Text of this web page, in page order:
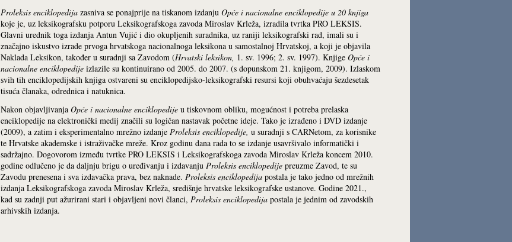
Proleksis enciklopedija zasniva se ponajprije na tiskanom izdanju Opće i nacionalne enciklopedije u 20 knjiga
koje je, uz leksikografsku potporu Leksikografskoga zavoda Miroslav Krleža, izradila tvrtka PRO LEKSIS.
Glavni urednik toga izdanja Antun Vujić i dio okupljenih suradnika, uz raniji leksikografski rad, imali su i
značajno iskustvo izrade prvoga hrvatskoga nacionalnoga leksikona u samostalnoj Hrvatskoj, a koji je objavila
Naklada Leksikon, također u suradnji sa Zavodom (Hrvatski leksikon, 1. sv. 1996; 2. sv. 1997). Knjige Opće i
nacionalne enciklopedije izlazile su kontinuirano od 2005. do 2007. (s dopunskom 21. knjigom, 2009). Izlaskom
svih tih enciklopedijskih knjiga ostvareni su enciklopedijsko-leksikografski resursi koji obuhvaćaju šezdesetak
tisuća članaka, odrednica i natuknica.
Nakon objavljivanja Opće i nacionalne enciklopedije u tiskovnom obliku, mogućnost i potreba prelaska
enciklopedije na elektronički medij značili su logičan nastavak početne ideje. Tako je izrađeno i DVD izdanje
(2009), a zatim i eksperimentalno mrežno izdanje Proleksis enciklopedije, u suradnji s CARNetom, za korisnike
te Hrvatske akademske i istraživačke mreže. Kroz godinu dana rada to se izdanje usavršivalo informatički i
sadržajno. Dogovorom između tvrtke PRO LEKSIS i Leksikografskoga zavoda Miroslav Krleža koncem 2010.
godine odlučeno je da daljnju brigu o uređivanju i izdavanju Proleksis enciklopedije preuzme Zavod, te su
Zavodu prenesena i sva izdavačka prava, bez naknade. Proleksis enciklopedija postala je tako jedno od mrežnih
izdanja Leksikografskoga zavoda Miroslav Krleža, središnje hrvatske leksikografske ustanove. Godine 2021.,
kad su zadnji put ažurirani stari i objavljeni novi članci, Proleksis enciklopedija postala je jednim od zavodskih
arhivskih izdanja.